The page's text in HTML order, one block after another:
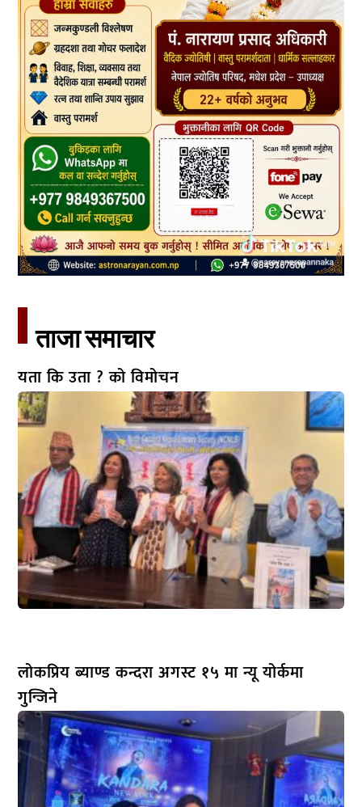
ताजा समाचार​
यता कि उता ? को विमोचन
लोकप्रिय ब्याण्ड कन्दरा अगस्ट १५ मा न्यू योर्कमा
गुन्जिने